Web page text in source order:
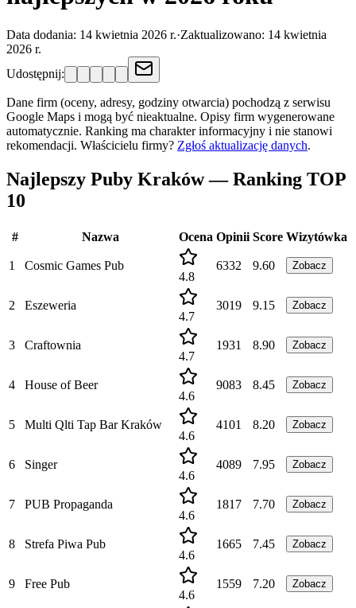
Data dodania: 14 kwietnia 2026 r.·Zaktualizowano: 14 kwietnia
2026 r.
Udostępnij:
Dane firm (oceny, adresy, godziny otwarcia) pochodzą z serwisu
Google Maps i mogą być nieaktualne. Opisy firm wygenerowane
automatycznie. Ranking ma charakter informacyjny i nie stanowi
rekomendacji. Właścicielu firmy? Zgłoś aktualizację danych.
Najlepszy Puby Kraków — Ranking TOP
10
# Nazwa Ocena Opinii Score Wizytówka
1
Cosmic Games Pub
4.8
6332 9.60 Zobacz
2
Eszeweria
4.7
3019 9.15 Zobacz
3
Craftownia
4.7
1931 8.90 Zobacz
4
House of Beer
4.6
9083 8.45 Zobacz
5
Multi Qlti Tap Bar Kraków
4.6
4101 8.20 Zobacz
6
Singer
4.6
4089 7.95 Zobacz
7
PUB Propaganda
4.6
1817 7.70 Zobacz
8
Strefa Piwa Pub
4.6
1665 7.45 Zobacz
9
Free Pub
4.6
1559 7.20 Zobacz